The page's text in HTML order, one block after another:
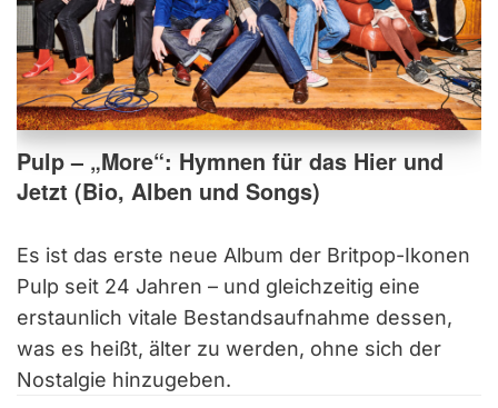
Pulp – „More“: Hymnen für das Hier und
Jetzt (Bio, Alben und Songs)
Es ist das erste neue Album der Britpop-Ikonen
Pulp seit 24 Jahren – und gleichzeitig eine
erstaunlich vitale Bestandsaufnahme dessen,
was es heißt, älter zu werden, ohne sich der
Nostalgie hinzugeben.